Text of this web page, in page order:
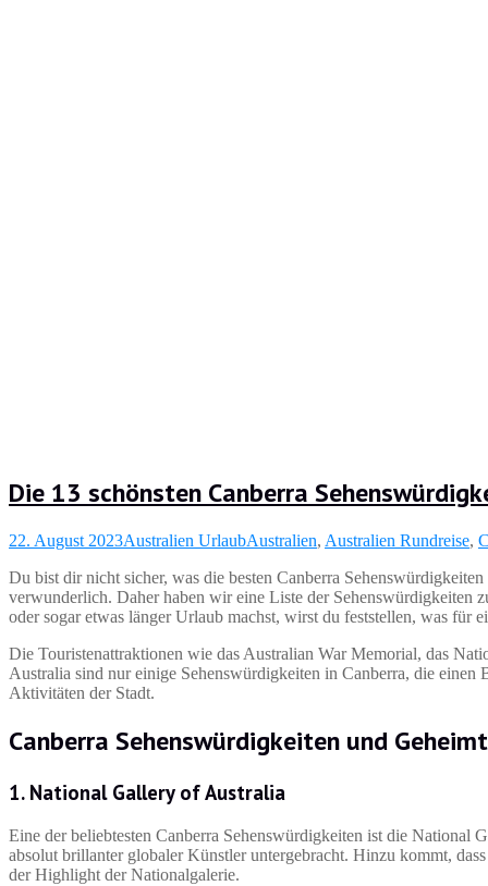
Die 13 schönsten Canberra
22. August 2023Australien UrlaubAustralien, Australien Rundreise,
Du bist dir nicht sicher, was die besten Canberra
verwunderlich. Daher haben wir eine Liste der Sehenswürdigkeiten
oder sogar etwas länger Urlaub machst, wirst du feststellen, was für
Die Touristenattraktionen wie das Australian War Memorial, das
Australia sind nur einige Sehenswürdigkeiten in Canberra, die
Aktivitäten der Stadt.
Canberra Sehenswürdigkeiten und
1. National Gallery of Australia
Eine der beliebtesten Canberra Sehenswürdigkeiten ist die
absolut brillanter globaler Künstler untergebracht. Hinzu kommt,
der Highlight der Nationalgalerie.